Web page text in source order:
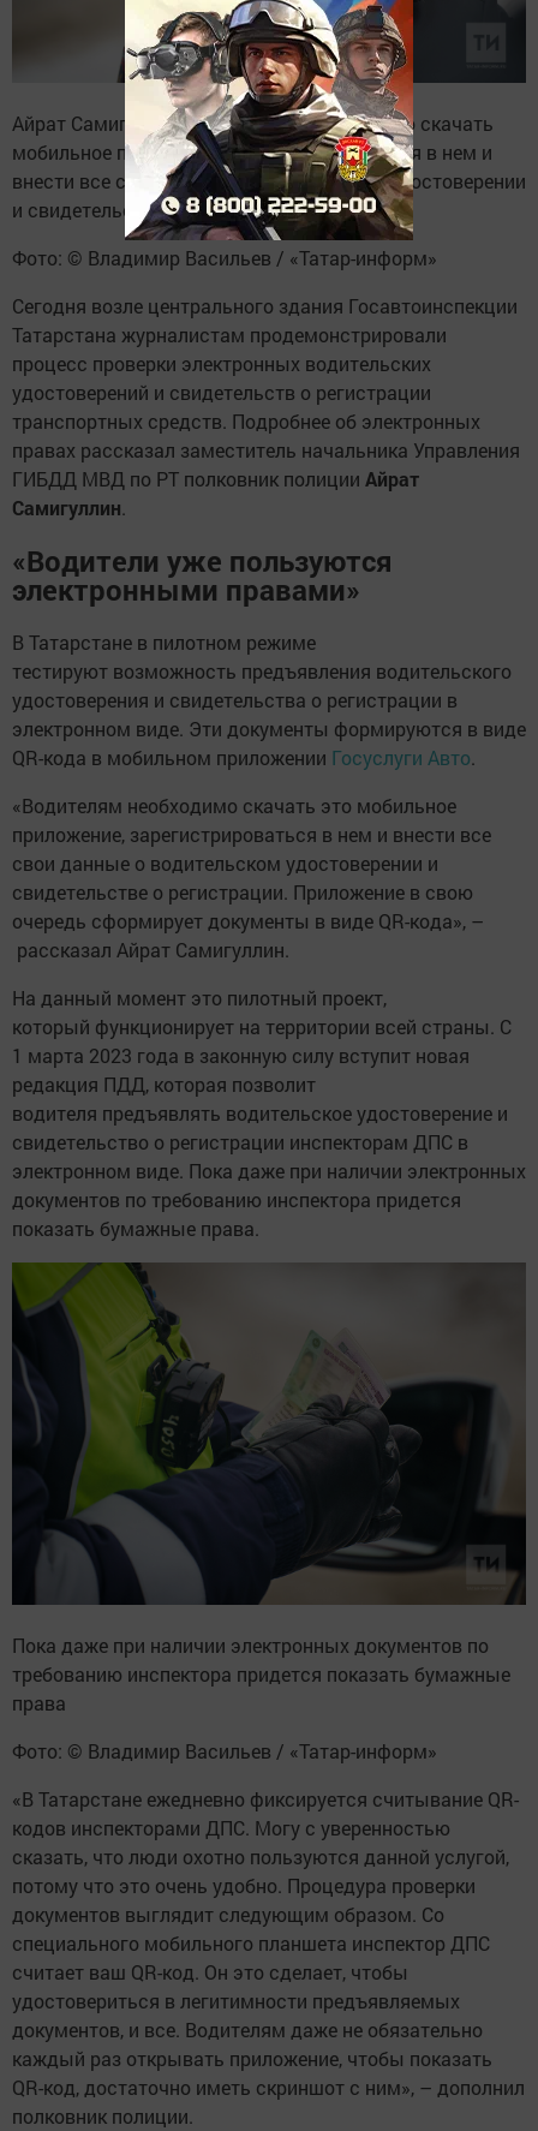
Айрат Самигуллин: «Водителям необходимо скачать
мобильное приложение, зарегистрироваться в нем и
внести все свои данные о водительском удостоверении
и свидетельстве о регистрации»
Фото: © Владимир Васильев / «Татар-информ»
Сегодня возле центрального здания Госавтоинспекции
Татарстана журналистам продемонстрировали
процесс проверки электронных водительских
удостоверений и свидетельств о регистрации
транспортных средств. Подробнее об электронных
правах рассказал заместитель начальника Управления
ГИБДД МВД по РТ полковник полиции Айрат
Самигуллин.
«Водители уже пользуются
электронными правами»
В Татарстане в пилотном режиме
тестируют возможность предъявления водительского
удостоверения и свидетельства о регистрации в
электронном виде. Эти документы формируются в виде
QR-кода в мобильном приложении Госуслуги Авто.
«Водителям необходимо скачать это мобильное
приложение, зарегистрироваться в нем и внести все
свои данные о водительском удостоверении и
свидетельстве о регистрации. Приложение в свою
очередь сформирует документы в виде QR-кода», –
рассказал Айрат Самигуллин.
На данный момент это пилотный проект,
который функционирует на территории всей страны. С
1 марта 2023 года в законную силу вступит новая
редакция ПДД, которая позволит
водителя предъявлять водительское удостоверение и
свидетельство о регистрации инспекторам ДПС в
электронном виде. Пока даже при наличии электронных
документов по требованию инспектора придется
показать бумажные права.
Пока даже при наличии электронных документов по
требованию инспектора придется показать бумажные
права
Фото: © Владимир Васильев / «Татар-информ»
«В Татарстане ежедневно фиксируется считывание QR-
кодов инспекторами ДПС. Могу с уверенностью
сказать, что люди охотно пользуются данной услугой,
потому что это очень удобно. Процедура проверки
документов выглядит следующим образом. Со
специального мобильного планшета инспектор ДПС
считает ваш QR-код. Он это сделает, чтобы
удостовериться в легитимности предъявляемых
документов, и все. Водителям даже не обязательно
каждый раз открывать приложение, чтобы показать
QR-код, достаточно иметь скриншот с ним», – дополнил
полковник полиции.